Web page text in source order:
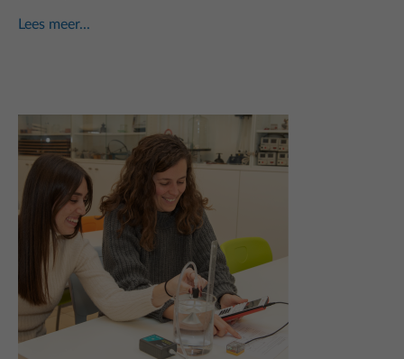
Lees meer...